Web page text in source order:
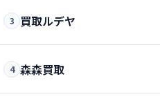
3 買取ルデヤ
4 森森買取